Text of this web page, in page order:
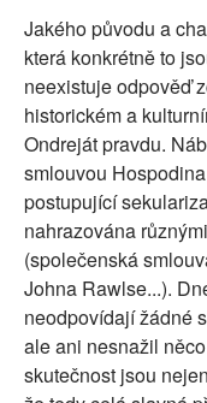
Jakého původu a
která konkrétně to
neexistuje odpověď
historickém a
Ondreját pravdu.
smlouvou
postupující
nahrazována
(společenská
Johna Rawlse...).
neodpovídají žádné
ale ani nesnažil
skutečnost jsou